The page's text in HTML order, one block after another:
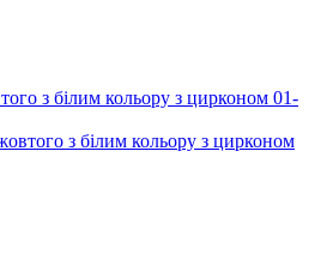
з білим кольору з цирконом